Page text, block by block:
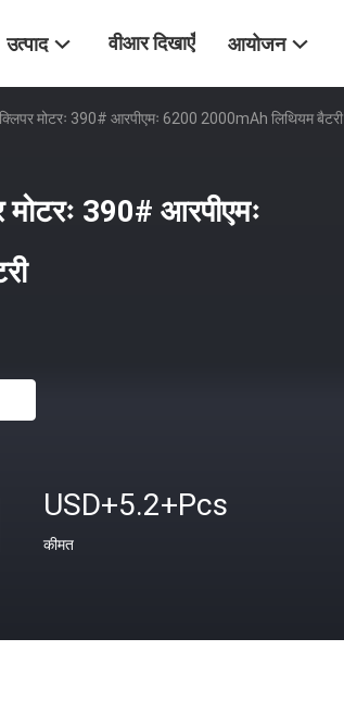
उत्पाद वीआर दिखाएँ आयोजन
मोटरः 390# आरपीएमः 6200 2000mAh लिथियम बैटरी
390# आरपीएमः
USD+5.2+Pcs
कीमत